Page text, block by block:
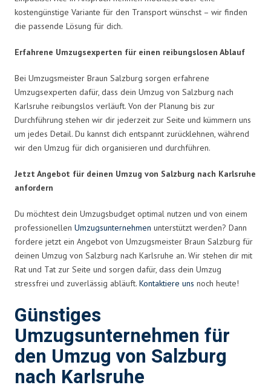
kostengünstige Variante für den Transport wünschst – wir finden
die passende Lösung für dich.
Erfahrene Umzugsexperten für einen reibungslosen Ablauf
Bei Umzugsmeister Braun Salzburg sorgen erfahrene
Umzugsexperten dafür, dass dein Umzug von Salzburg nach
Karlsruhe reibungslos verläuft. Von der Planung bis zur
Durchführung stehen wir dir jederzeit zur Seite und kümmern uns
um jedes Detail. Du kannst dich entspannt zurücklehnen, während
wir den Umzug für dich organisieren und durchführen.
Jetzt Angebot für deinen Umzug von Salzburg nach Karlsruhe
anfordern
Du möchtest dein Umzugsbudget optimal nutzen und von einem
professionellen Umzugsunternehmen unterstützt werden? Dann
fordere jetzt ein Angebot von Umzugsmeister Braun Salzburg für
deinen Umzug von Salzburg nach Karlsruhe an. Wir stehen dir mit
Rat und Tat zur Seite und sorgen dafür, dass dein Umzug
stressfrei und zuverlässig abläuft. Kontaktiere uns noch heute!
Günstiges
Umzugsunternehmen für
den Umzug von Salzburg
nach Karlsruhe